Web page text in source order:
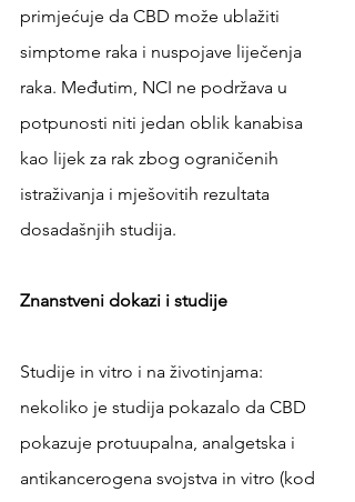
primjećuje da CBD može ublažiti
simptome raka i nuspojave liječenja
raka. Međutim, NCI ne podržava u
potpunosti niti jedan oblik kanabisa
kao lijek za rak zbog ograničenih
istraživanja i mješovitih rezultata
dosadašnjih studija.
Znanstveni dokazi i studije
Studije in vitro i na životinjama:
nekoliko je studija pokazalo da CBD
pokazuje protuupalna, analgetska i
antikancerogena svojstva in vitro (kod